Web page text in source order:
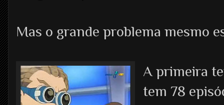
Mas o grande problema mesmo
A primeira
tem 78